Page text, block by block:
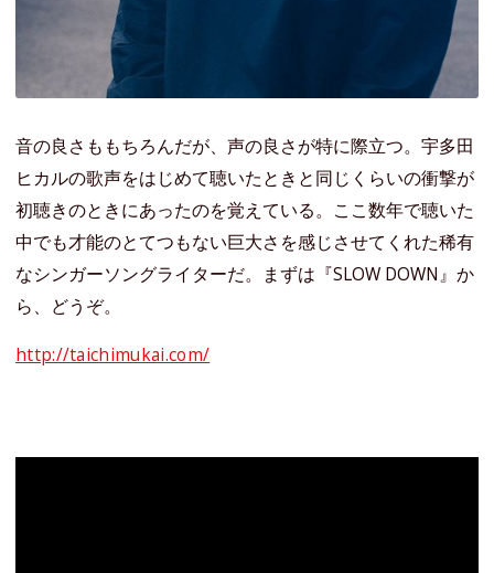
音の良さももちろんだが、声の良さが特に際立つ。宇多田
ヒカルの歌声をはじめて聴いたときと同じくらいの衝撃が
初聴きのときにあったのを覚えている。ここ数年で聴いた
中でも才能のとてつもない巨大さを感じさせてくれた稀有
なシンガーソングライターだ。まずは『SLOW DOWN』か
ら、どうぞ。
http://taichimukai.com/